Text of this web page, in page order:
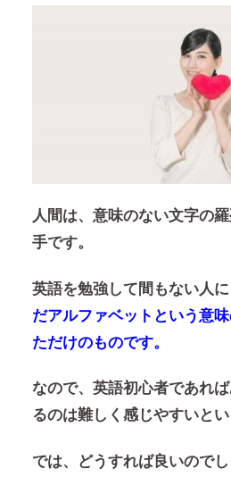
人間は、意味のない文字の
手です。
英語を勉強して間もない人に
だアルファベットという意
ただけのものです。
なので、英語初心者であれ
るのは難しく感じやすいとい
では、どうすれば良いのでし